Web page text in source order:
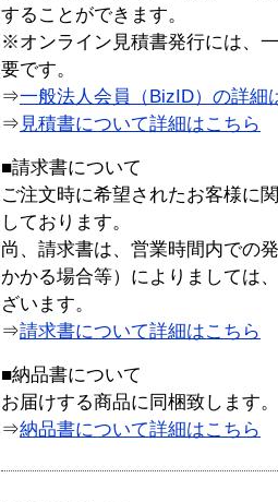
することができます。
※オンライン見積書発行には、
要です。
⇒一般法人会員（BizID）の詳細
⇒ 見積書について詳細はこちら
■請求書について
ご注文時に希望されたお客様に
しております。
尚、請求書は、営業時間内での
かかる場合等）によりましては
ざいます。
⇒請求書について詳細はこちら
■納品書について
お届けする商品に同梱致します。
⇒納品書について詳細はこちら